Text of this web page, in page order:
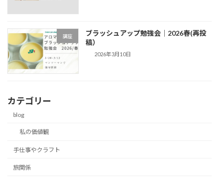
講座
ブラッシュアップ勉強会｜2026春(再投
稿）
2026年3月10日
カテゴリー
blog
私の価値観
手仕事やクラフト
旅関係